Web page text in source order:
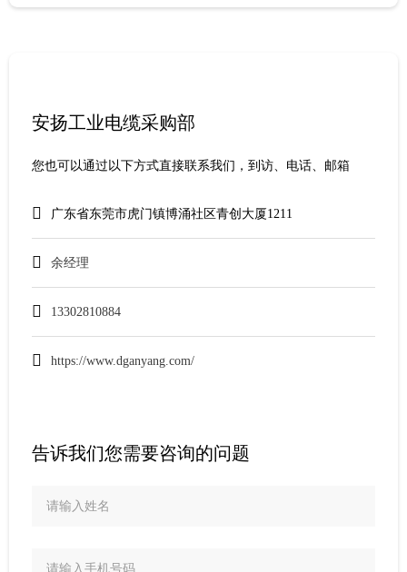
告诉我们您需要咨询的问题
安扬工业电缆采购部
您也可以通过以下方式直接联系我们，到访、电话、邮箱
广东省东莞市虎门镇博涌社区青创大厦1211
余经理
13302810884
https://www.dganyang.com/